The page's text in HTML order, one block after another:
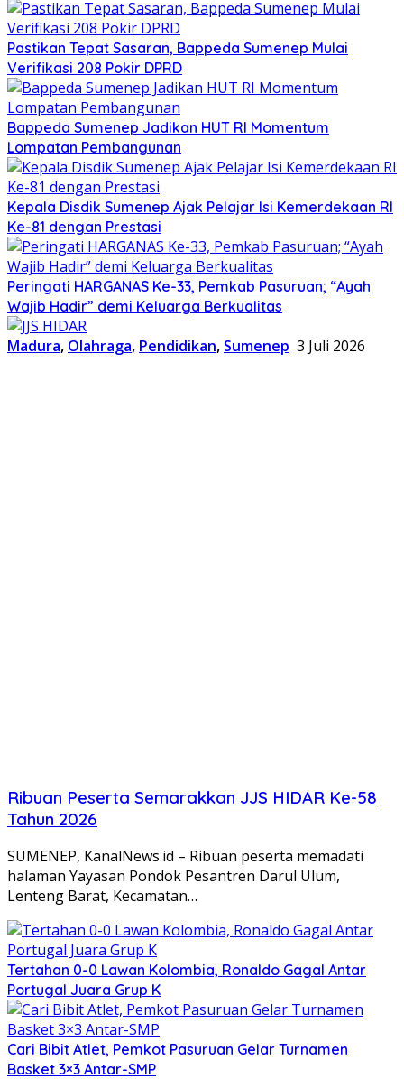
Pastikan Tepat Sasaran, Bappeda Sumenep Mulai
Verifikasi 208 Pokir DPRD
Bappeda Sumenep Jadikan HUT RI Momentum
Lompatan Pembangunan
Kepala Disdik Sumenep Ajak Pelajar Isi Kemerdekaan RI
Ke-81 dengan Prestasi
Peringati HARGANAS Ke-33, Pemkab Pasuruan; “Ayah
Wajib Hadir” demi Keluarga Berkualitas
Madura, Olahraga, Pendidikan, Sumenep 3 Juli 2026
Ribuan Peserta Semarakkan JJS HIDAR Ke-58
Tahun 2026
SUMENEP, KanalNews.id – Ribuan peserta memadati
halaman Yayasan Pondok Pesantren Darul Ulum,
Lenteng Barat, Kecamatan…
Tertahan 0-0 Lawan Kolombia, Ronaldo Gagal Antar
Portugal Juara Grup K
Cari Bibit Atlet, Pemkot Pasuruan Gelar Turnamen
Basket 3×3 Antar-SMP